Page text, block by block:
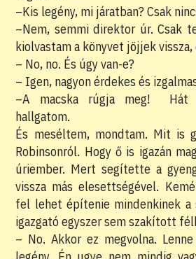
–Kis legény, mi járatban? Csak
–Nem, semmi direktor úr. Csak
kiolvastam a könyvet jöjjek
– No, no. És úgy van-e?
– Igen, nagyon érdekes és
–A macska rúgja meg! Hát
hallgatom.
És meséltem, mondtam. Mit is
Robinsonról. Hogy ő is igazán
úriember. Mert segítette a
vissza más elesettségével.
fel lehet építenie mindenkinek a
igazgató egyszer sem szakított
– No. Akkor ez megvolna.